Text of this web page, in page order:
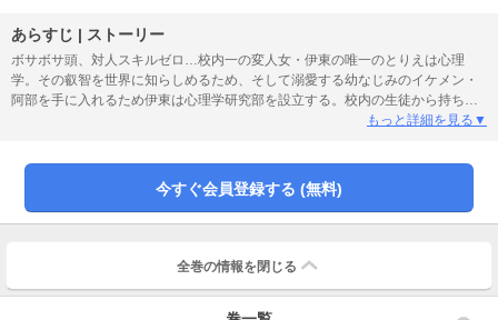
あらすじ | ストーリー
ボサボサ頭、対人スキルゼロ…校内一の変人女・伊東の唯一のとりえは心理
学。その叡智を世界に知らしめるため、そして溺愛する幼なじみのイケメン・
阿部を手に入れるため伊東は心理学研究部を設立する。校内の生徒から持ち込
まれる青春の悩みにマッド・サイコロジスト伊東が挑む。つい誰かに話したく
もっと詳細を見る▼
今すぐ会員登録する (無料)
全巻の情報を 閉じる